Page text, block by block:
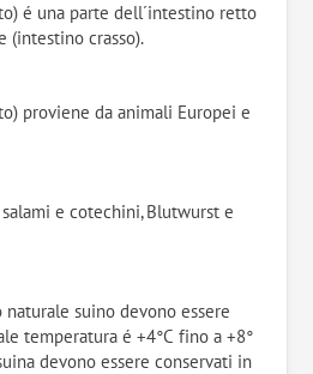
é una parte dell´intestino retto
(intestino crasso).
proviene da animali Europei e
e cotechini, Blutwurst e
suino devono essere
temperatura é +4°C fino a +8°
devono essere conservati in